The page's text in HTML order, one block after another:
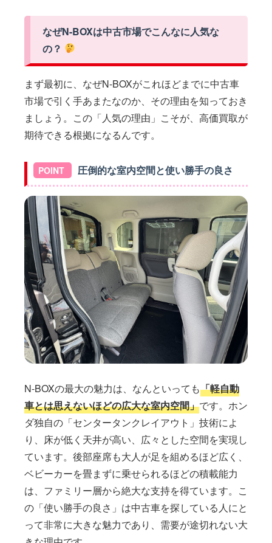
なぜN-BOXは中古市場でこんなに人気な
の？
まず最初に、なぜN-BOXがこれほどまでに中古車
市場で引く手あまたなのか、その理由を知っておき
ましょう。この「人気の理由」こそが、高価買取が
期待できる根拠になるんです。
圧倒的な室内空間と使い勝手の良さ
N-BOXの最大の魅力は、なんといっても「軽自動
車とは思えないほどの広大な室内空間」です。ホン
ダ独自の「センタータンクレイアウト」技術によ
り、床が低く天井が高い、広々とした空間を実現し
ています。後部座席も大人が足を組めるほど広く、
ベビーカーを畳まずに乗せられるほどの積載能力
は、ファミリー層から絶大な支持を得ています。こ
の「使い勝手の良さ」は中古車を探している人にと
って非常に大きな魅力であり、需要が途切れない大